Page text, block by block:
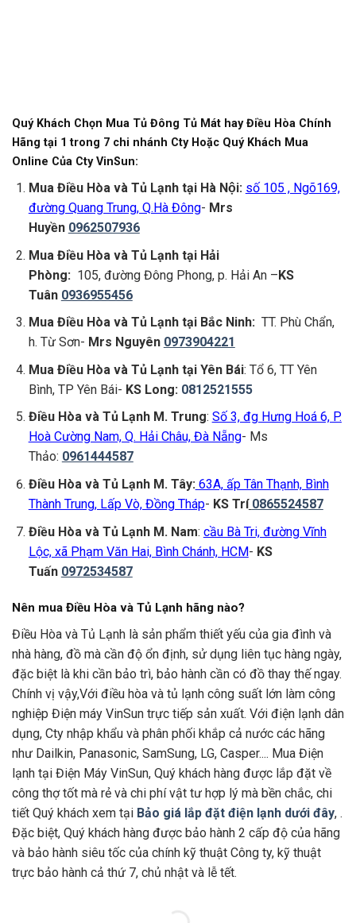
Quý Khách Chọn Mua Tủ Đông Tủ Mát hay Điều Hòa Chính
Hãng tại 1 trong 7 chi nhánh Cty Hoặc Quý Khách Mua
Online Của Cty VinSun:
Mua Điều Hòa và Tủ Lạnh tại Hà Nội: số 105 , Ngõ169,
đường Quang Trung, Q.Hà Đông- Mrs
Huyền 0962507936
Mua Điều Hòa và Tủ Lạnh tại Hải
Phòng: 105, đường Đông Phong, p. Hải An –KS
Tuân 0936955456
Mua Điều Hòa và Tủ Lạnh tại Bắc Ninh: TT. Phù Chẩn,
h. Từ Sơn- Mrs Nguyên 0973904221
Mua Điều Hòa và Tủ Lạnh tại Yên Bái: Tổ 6, TT Yên
Bình, TP Yên Bái- KS Long: 0812521555
Điều Hòa và Tủ Lạnh M. Trung: Số 3, đg Hưng Hoá 6, P.
Hoà Cường Nam, Q. Hải Châu, Đà Nẵng- Ms
Thảo: 0961444587
Điều Hòa và Tủ Lạnh M. Tây: 63A, ấp Tân Thạnh, Bình
Thành Trung, Lấp Vò, Đồng Tháp- KS Trí 0865524587
Điều Hòa và Tủ Lạnh M. Nam: cầu Bà Tri, đường Vĩnh
Lộc, xã Phạm Văn Hai, Bình Chánh, HCM- KS
Tuấn 0972534587
Nên mua Điều Hòa và Tủ Lạnh hãng nào?
Điều Hòa và Tủ Lạnh là sản phẩm thiết yếu của gia đình và
nhà hàng, đồ mà cần độ ổn định, sử dụng liên tục hàng ngày,
đặc biệt là khi cần bảo trì, bảo hành cần có đồ thay thế ngay.
Chính vị vậy,Với điều hòa và tủ lạnh công suất lớn làm công
nghiệp Điện máy VinSun trực tiếp sản xuất. Với điện lạnh dân
dụng, Cty nhập khẩu và phân phối khắp cả nước các hãng
như Dailkin, Panasonic, SamSung, LG, Casper.... Mua Điện
lạnh tại Điện Máy VinSun, Quý khách hàng được lắp đặt về
công thợ tốt mà rẻ và chi phí vật tư hợp lý mà bền chắc, chi
tiết Quý khách xem tại Bảo giá lắp đặt điện lạnh dưới đây, .
Đặc biệt, Quý khách hàng được bảo hành 2 cấp độ của hãng
và bảo hành siêu tốc của chính kỹ thuật Công ty, kỹ thuật
trực bảo hành cả thứ 7, chủ nhật và lễ tết.